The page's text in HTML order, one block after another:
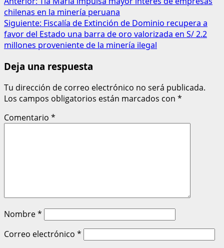
chilenas en la minería peruana
Siguiente: Fiscalía de Extinción de Dominio recupera a
favor del Estado una barra de oro valorizada en S/ 2.2
millones proveniente de la minería ilegal
Deja una respuesta
Tu dirección de correo electrónico no será publicada.
Los campos obligatorios están marcados con *
Comentario *
Nombre*
Correo electrónico *